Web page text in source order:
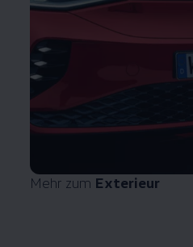
Mehr zum Exterieur